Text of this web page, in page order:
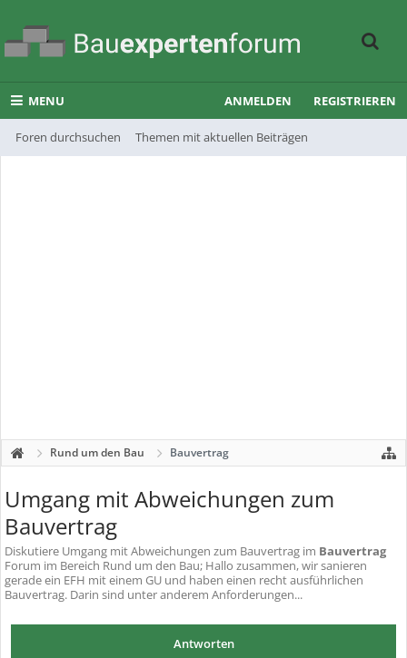
MENU
Foren durchsuchen Themen mit aktuellen Beiträgen
ANMELDEN REGISTRIEREN
Rund um den Bau Bauvertrag
Umgang mit Abweichungen zum
Bauvertrag
Diskutiere Umgang mit Abweichungen zum Bauvertrag im Bauvertrag
Forum im Bereich Rund um den Bau; Hallo zusammen, wir sanieren
gerade ein EFH mit einem GU und haben einen recht ausführlichen
Bauvertrag. Darin sind unter anderem Anforderungen...
Antworten